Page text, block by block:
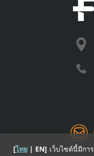
[ไทย| EN] เว็บไซต์นี้มีกา